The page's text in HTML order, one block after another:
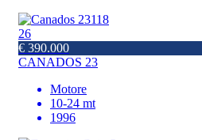
26
€ 390.000
CANADOS 23
Motore
10-24 mt
1996